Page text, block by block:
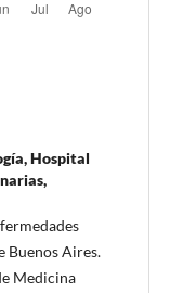
Hospital
Buenos Aires.
Medicina